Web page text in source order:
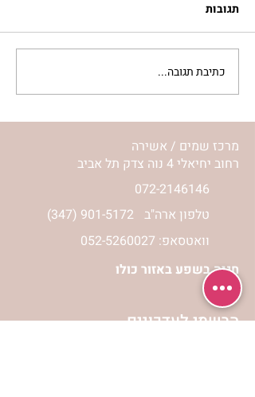
מתגעגעות לבית המפגש,
השיעור לתשעה באב | הר'
ימימה מזרחי
תגובות
כתיבת תגובה...
מרכז שמים / אשירה
רחוב יחיאלי 4 נוה צדק תל אביב
072-2146146
(347) 901-5172 טלפון ארה"ב
וואטסאפ: 052-5260027
חניה בשפע באזור כולו
הרשמי לעדכונים